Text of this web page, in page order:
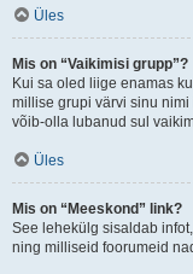
Üles
Mis on “Vaikimisi grupp”?
Kui sa oled liige enamas
millise grupi värvi sinu
võib-olla lubanud sul
Üles
Mis on “Meeskond” link?
See lehekülg sisaldab
ning milliseid foorumeid